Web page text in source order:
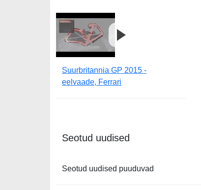
Suurbritannia GP 2015 -
eelvaade, Ferrari
Seotud uudised
Seotud uudised puuduvad